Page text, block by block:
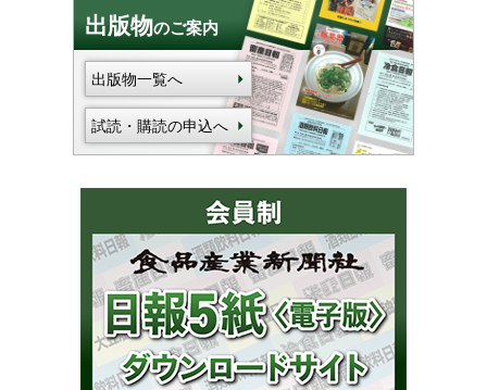
出版物のご案内
出版物一覧へ
試読・購読の申込へ